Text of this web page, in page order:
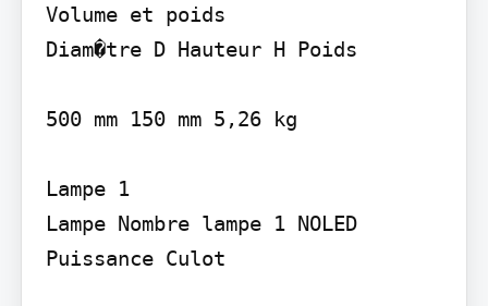
Volume et poids
Diam�tre D Hauteur H Poids
500 mm 150 mm 5,26 kg
Lampe 1
Lampe Nombre lampe 1 NOLED
Puissance Culot